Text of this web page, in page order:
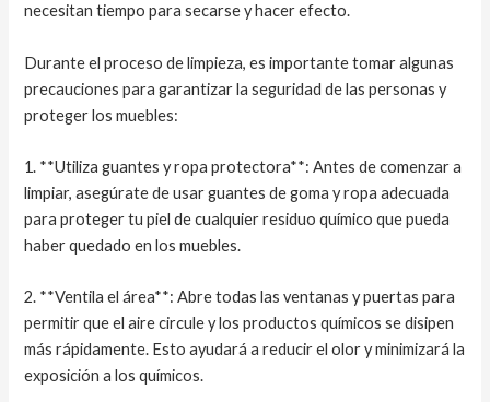
necesitan tiempo para secarse y hacer efecto.
Durante el proceso de limpieza, es importante tomar algunas
precauciones para garantizar la seguridad de las personas y
proteger los muebles:
1. **Utiliza guantes y ropa protectora**: Antes de comenzar a
limpiar, asegúrate de usar guantes de goma y ropa adecuada
para proteger tu piel de cualquier residuo químico que pueda
haber quedado en los muebles.
2. **Ventila el área**: Abre todas las ventanas y puertas para
permitir que el aire circule y los productos químicos se disipen
más rápidamente. Esto ayudará a reducir el olor y minimizará la
exposición a los químicos.